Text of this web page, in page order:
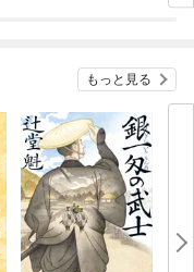
（
もっと見る